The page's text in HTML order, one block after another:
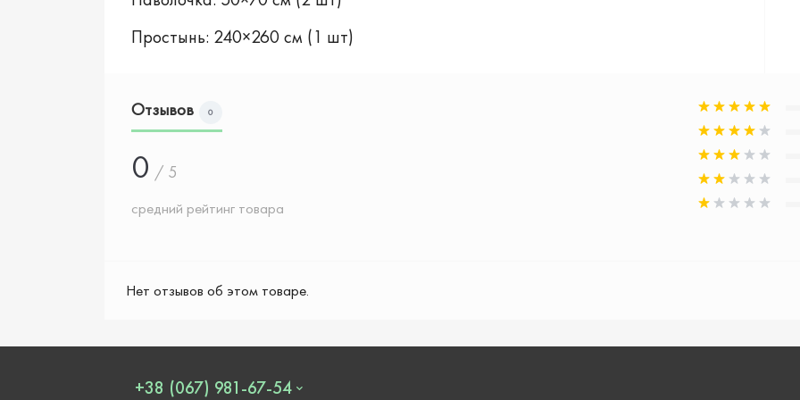
Простынь: 240×260 см (1 шт)
Отзывов 0
0 / 5
средний рейтинг товара
Нет отзывов об этом товаре.
+38 (067) 981-67-54